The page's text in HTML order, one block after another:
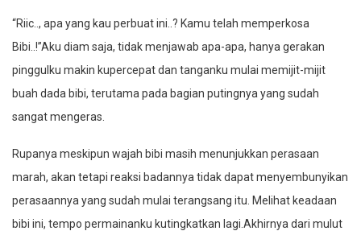
“Riic.., apa yang kau perbuat ini..? Kamu telah memperkosa
Bibi..!”Aku diam saja, tidak menjawab apa-apa, hanya gerakan
pinggulku makin kupercepat dan tanganku mulai memijit-mijit
buah dada bibi, terutama pada bagian putingnya yang sudah
sangat mengeras.
Rupanya meskipun wajah bibi masih menunjukkan perasaan
marah, akan tetapi reaksi badannya tidak dapat menyembunyikan
perasaannya yang sudah mulai terangsang itu. Melihat keadaan
bibi ini, tempo permainanku kutingkatkan lagi.Akhirnya dari mulut